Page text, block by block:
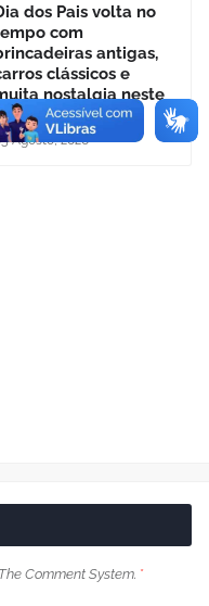
dos Pais volta no
com
antigas,
clássicos e
nostalgia neste
(09)
Agosto, 2026
Comment System. *